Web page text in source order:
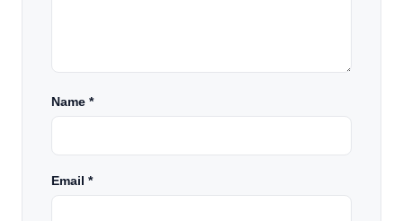
Name *
Email *